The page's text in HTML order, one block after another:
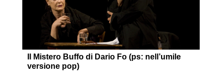
Il Mistero Buffo di Dario Fo (ps: nell’umile
versione pop)